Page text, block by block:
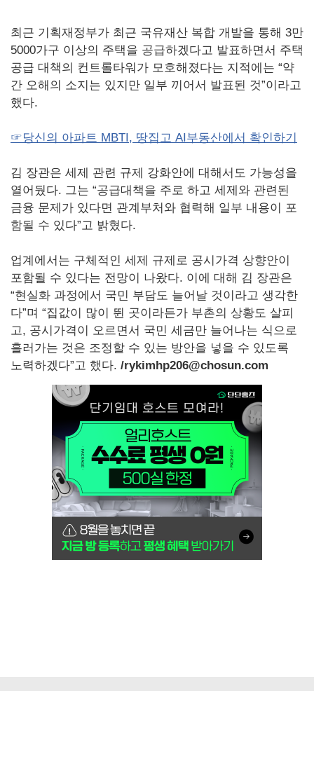
최근 기획재정부가 최근 국유재산 복합 개발을 통해 3만
5000가구 이상의 주택을 공급하겠다고 발표하면서 주택
공급 대책의 컨트롤타워가 모호해졌다는 지적에는 “약
간 오해의 소지는 있지만 일부 끼어서 발표된 것”이라고
했다.
☞당신의 아파트 MBTI, 땅집고 AI부동산에서 확인하기
김 장관은 세제 관련 규제 강화안에 대해서도 가능성을
열어뒀다. 그는 “공급대책을 주로 하고 세제와 관련된
금융 문제가 있다면 관계부처와 협력해 일부 내용이 포
함될 수 있다”고 밝혔다.
업계에서는 구체적인 세제 규제로 공시가격 상향안이
포함될 수 있다는 전망이 나왔다. 이에 대해 김 장관은
“현실화 과정에서 국민 부담도 늘어날 것이라고 생각한
다”며 “집값이 많이 뛴 곳이라든가 부촌의 상황도 살피
고, 공시가격이 오르면서 국민 세금만 늘어나는 식으로
흘러가는 것은 조정할 수 있는 방안을 넣을 수 있도록
노력하겠다”고 했다. /rykimhp206@chosun.com